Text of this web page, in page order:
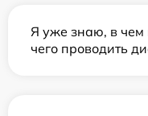
Я уже знаю, в чем
чего проводить